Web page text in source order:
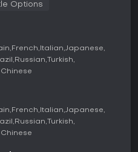
Options
French Italian Japanese
Russian
Turkish
French Italian Japanese
Russian
Turkish